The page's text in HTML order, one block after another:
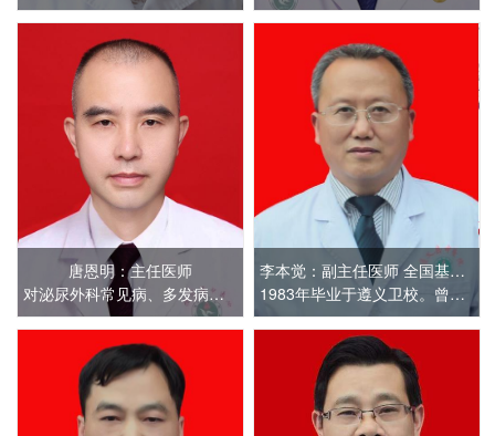
唐恩明：主任医师
对泌尿外科常见病、多发病的诊断及治疗
李本觉：副主任医师 全国基层名老中医
1983年毕业于遵义卫校。曾在国家级核心期刊发表医学论文多篇，并多次受邀全国讲学。